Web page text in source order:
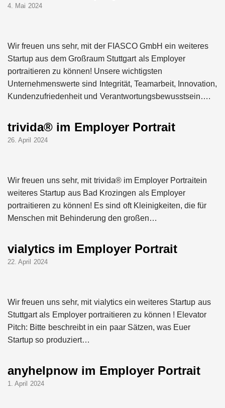
4. Mai 2024
Wir freuen uns sehr, mit der FIASCO GmbH ein weiteres
Startup aus dem Großraum Stuttgart als Employer
portraitieren zu können! Unsere wichtigsten
Unternehmenswerte sind Integrität, Teamarbeit, Innovation,
Kundenzufriedenheit und Verantwortungsbewusstsein….
trivida® im Employer Portrait
26. April 2024
Wir freuen uns sehr, mit trivida® im Employer Portraitein
weiteres Startup aus Bad Krozingen als Employer
portraitieren zu können! Es sind oft Kleinigkeiten, die für
Menschen mit Behinderung den großen…
vialytics im Employer Portrait
22. April 2024
Wir freuen uns sehr, mit vialytics ein weiteres Startup aus
Stuttgart als Employer portraitieren zu können ! Elevator
Pitch: Bitte beschreibt in ein paar Sätzen, was Euer
Startup so produziert…
anyhelpnow im Employer Portrait
1. April 2024